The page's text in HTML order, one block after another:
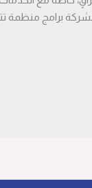
برامج منظمة